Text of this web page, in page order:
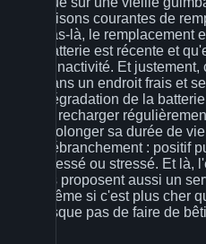
raisons courantes de
cas-là, le remplacement
batterie est récente et
d'inactivité. Et
dans un endroit frais et
dégradation de la
la recharger
prolonger sa durée de
débranchement : positif
pressé ou stressé. Et
ils proposent aussi un
même si c'est plus cher
risque pas de faire de